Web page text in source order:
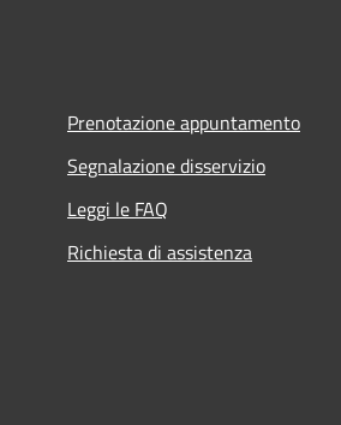
Prenotazione appuntamento
Segnalazione disservizio
Leggi le FAQ
Richiesta di assistenza